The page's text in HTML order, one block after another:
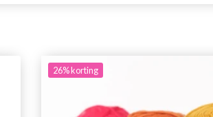
26%korting